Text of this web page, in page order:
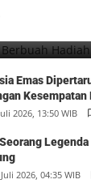
yang
Emas
Kesempatan
2026, 13:50 WIB
2026, 04:35 WIB